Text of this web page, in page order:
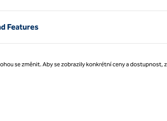
Features
se změnit. Aby se zobrazily konkrétní ceny a dostupnost,